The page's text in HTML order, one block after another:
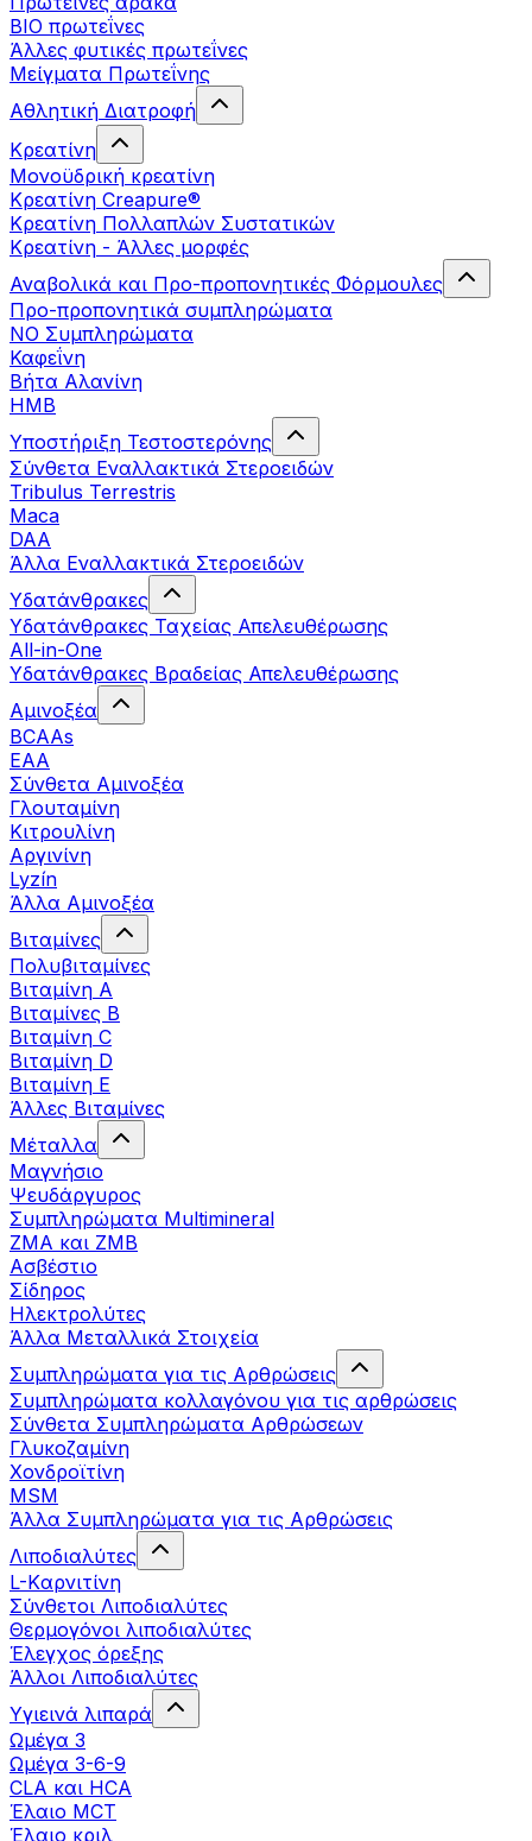
ΒIO πρωτεΐνες
Άλλες φυτικές πρωτεΐνες
Μείγματα Πρωτεΐνης
Αθλητική Διατροφή
Κρεατίνη
Μονοϋδρική κρεατίνη
Κρεατίνη Creapure®
Κρεατίνη Πολλαπλών Συστατικών
Κρεατίνη - Άλλες μορφές
Αναβολικά και Προ-προπονητικές Φόρμουλες
Προ-προπονητικά συμπληρώματα
ΝΟ Συμπληρώματα
Καφεΐνη
Βήτα Αλανίνη
HMB
Υποστήριξη Τεστοστερόνης
Σύνθετα Εναλλακτικά Στεροειδών
Tribulus Terrestris
Maca
DAA
Άλλα Εναλλακτικά Στεροειδών
Υδατάνθρακες
Υδατάνθρακες Ταχείας Απελευθέρωσης
All-in-One
Υδατάνθρακες Βραδείας Απελευθέρωσης
Αμινοξέα
BCAAs
EAA
Σύνθετα Αμινοξέα
Γλουταμίνη
Κιτρουλίνη
Αργινίνη
Lyzín
Άλλα Αμινοξέα
Βιταμίνες
Πολυβιταμίνες
Βιταμίνη Α
Βιταμίνες Β
Βιταμίνη C
Βιταμίνη D
Βιταμίνη Ε
Άλλες Βιταμίνες
Μέταλλα
Μαγνήσιο
Ψευδάργυρος
Συμπληρώματα Multimineral
ZMA και ZMB
Ασβέστιο
Σίδηρος
Ηλεκτρολύτες
Άλλα Mεταλλικά Στοιχεία
Συμπληρώματα για τις Αρθρώσεις
Συμπληρώματα κολλαγόνου για τις αρθρώσεις
Σύνθετα Συμπληρώματα Αρθρώσεων
Γλυκοζαμίνη
Χονδροϊτίνη
MSM
Άλλα Συμπληρώματα για τις Αρθρώσεις
Λιποδιαλύτες
L-Kαρνιτίνη
Σύνθετοι Λιποδιαλύτες
Θερμογόνοι λιποδιαλύτες
Έλεγχος όρεξης
Άλλοι Λιποδιαλύτες
Υγιεινά λιπαρά
Ωμέγα 3
Ωμέγα 3-6-9
CLA και HCA
Έλαιο MCT
Έλαιο κριλ